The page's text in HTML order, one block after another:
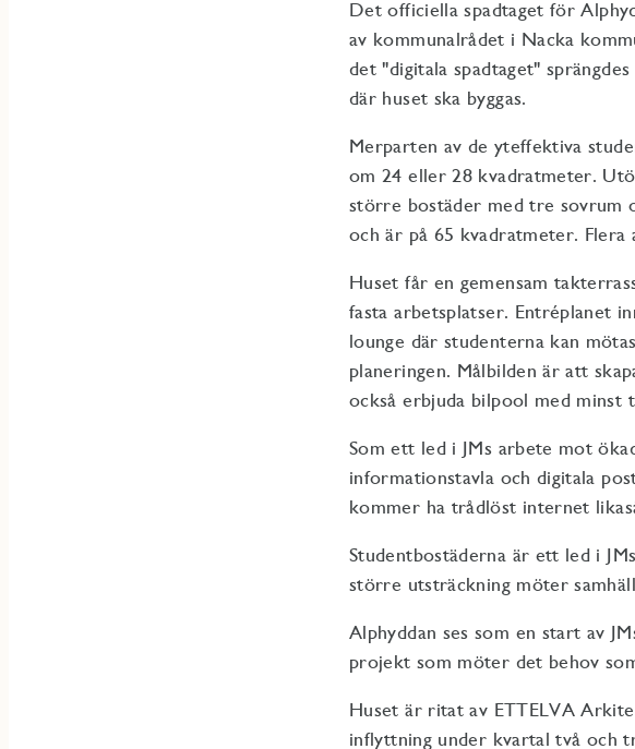
Det officiella spadtaget för
av kommunalrådet i Nacka
det "digitala spadtaget"
där huset ska byggas.
Merparten av de yteffektiva
om 24 eller 28 kvadratmeter.
större bostäder med tre sovrum
och är på 65 kvadratmeter. Flera
Huset får en gemensam
fasta arbetsplatser. Entréplanet
lounge där studenterna kan
planeringen. Målbilden är att
också erbjuda bilpool med minst
Som ett led i JMs arbete mot
informationstavla och digitala
kommer ha trådlöst internet
Studentbostäderna är ett led i
större utsträckning möter
Alphyddan ses som en start av
projekt som möter det behov
Huset är ritat av ETTELVA
inflyttning under kvartal två och